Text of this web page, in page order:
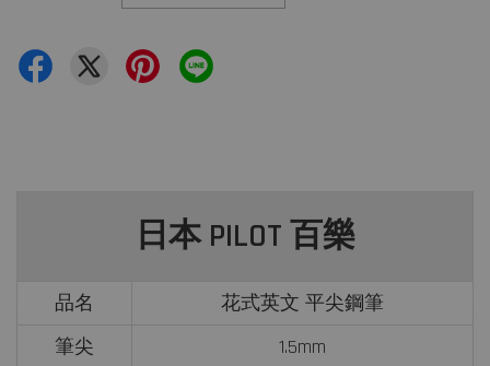
日本 PILOT 百樂
品名
花式英文 平尖鋼筆
筆尖
1.5mm